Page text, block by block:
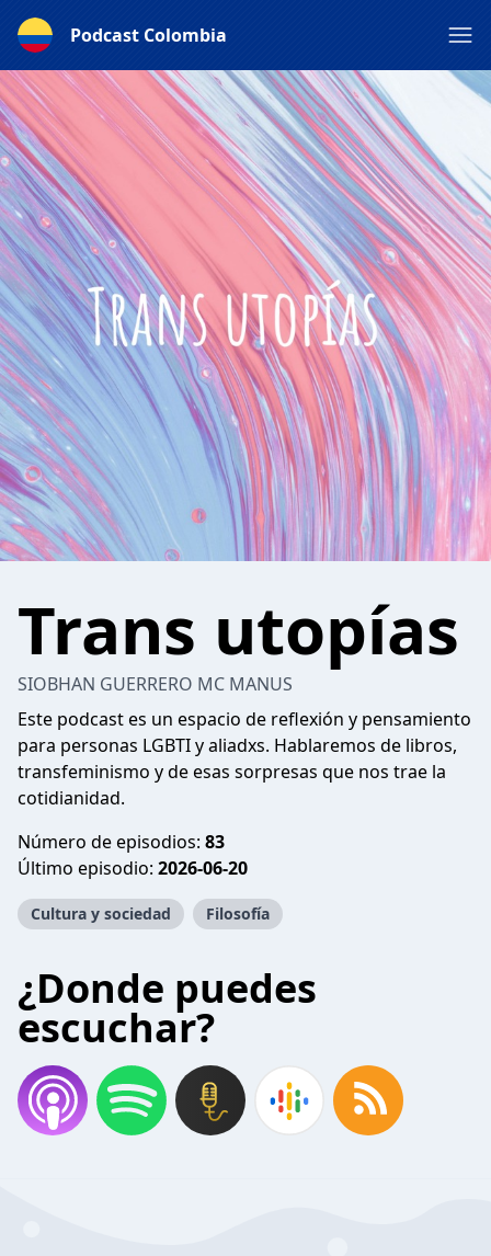
Podcast Colombia
Trans utopías
SIOBHAN GUERRERO MC MANUS
Este podcast es un espacio de reflexión y pensamiento
para personas LGBTI y aliadxs. Hablaremos de libros,
transfeminismo y de esas sorpresas que nos trae la
cotidianidad.
Número de episodios: 83
Último episodio: 2026-06-20
Cultura y sociedad Filosofía
¿Donde puedes
escuchar?